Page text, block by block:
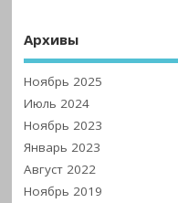
Архивы
Ноябрь 2025
Июль 2024
Ноябрь 2023
Январь 2023
Август 2022
Ноябрь 2019